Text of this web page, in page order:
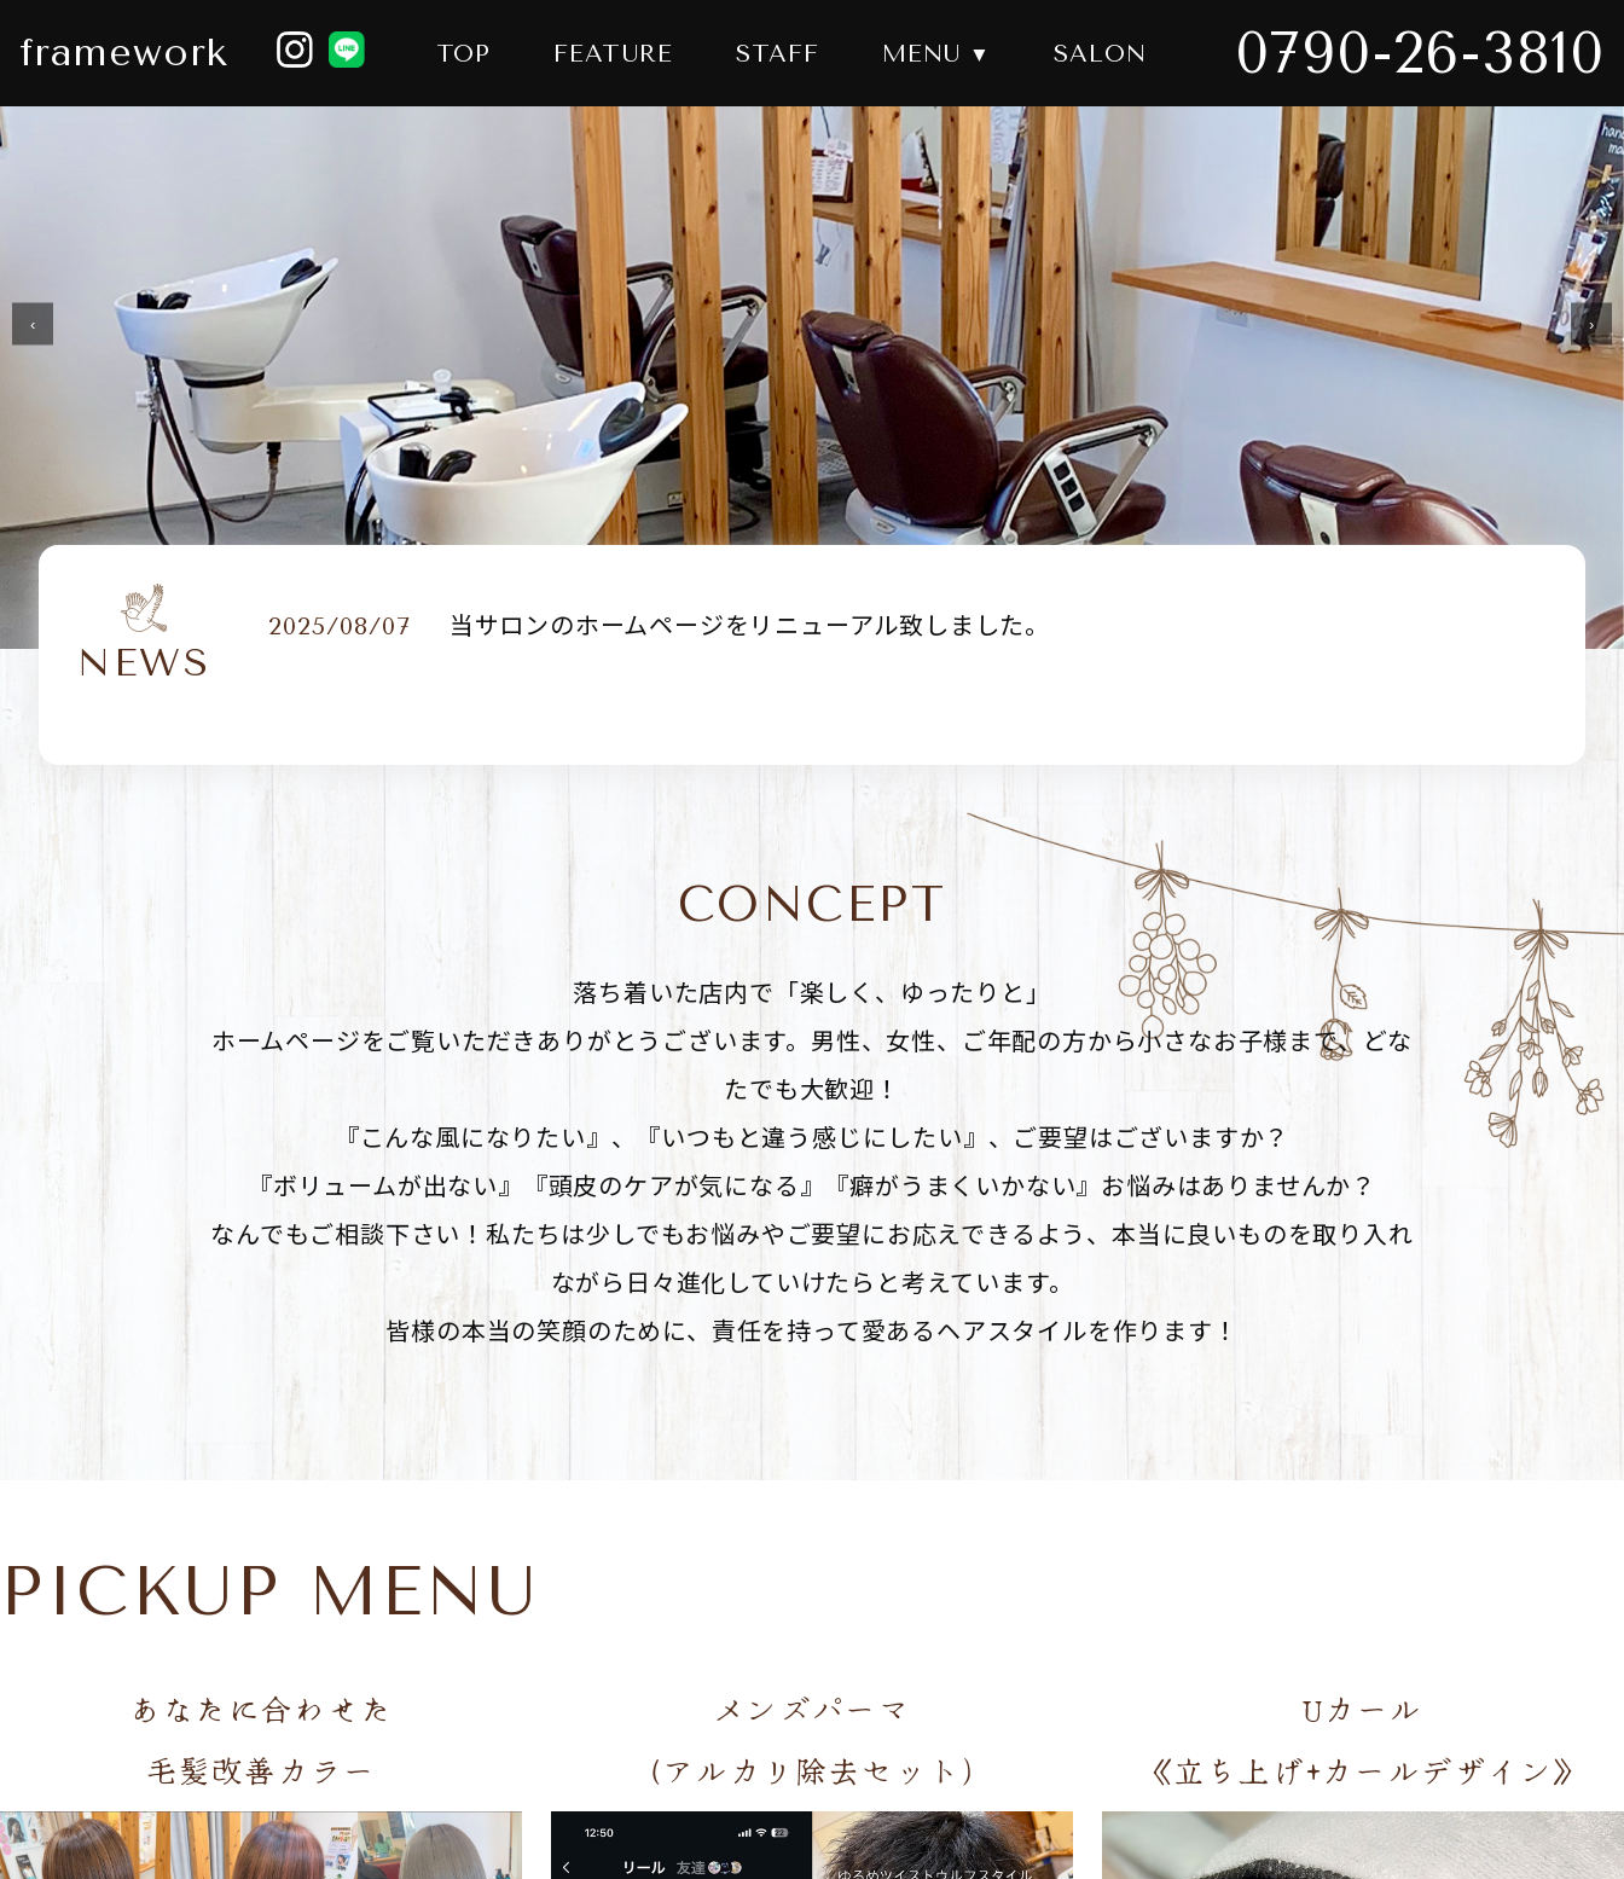
framework TOP FEATURE STAFF MENU SALON 0790-26-3810
‹ ›
NEWS
当サロンのホームページをリニューアル致しました。
2025/08/07
CONCEPT
落ち着いた店内で「楽しく、ゆったりと」
ホームページをご覧いただきありがとうございます。男性、女性、ご年配の方から小さなお子様まで、どな
たでも大歓迎！
『こんな風になりたい』、『いつもと違う感じにしたい』、ご要望はございますか？
『ボリュームが出ない』『頭皮のケアが気になる』『癖がうまくいかない』お悩みはありませんか？
なんでもご相談下さい！私たちは少しでもお悩みやご要望にお応えできるよう、本当に良いものを取り入れ
ながら日々進化していけたらと考えています。
皆様の本当の笑顔のために、責任を持って愛あるヘアスタイルを作ります！
PICKUP MENU
あなたに合わせた
毛髪改善カラー
メンズパーマ
（アルカリ除去セット）
Uカール
《立ち上げ+カールデザイン》